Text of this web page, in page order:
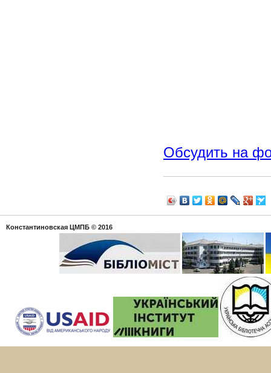
Обсудить на
Константиновская ЦМПБ © 2016